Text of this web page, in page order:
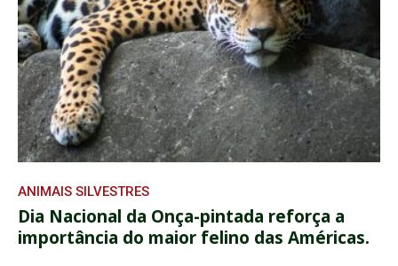
ANIMAIS SILVESTRES
Dia Nacional da Onça-pintada reforça a
importância do maior felino das Américas.